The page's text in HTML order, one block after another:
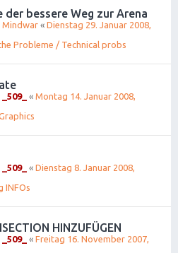
der bessere Weg zur Arena
Mindwar « Dienstag 29. Januar 2008,
Probleme / Technical probs
_509_ « Montag 14. Januar 2008,
_509_ « Dienstag 8. Januar 2008,
INFOs
HINZUFÜGEN
_509_ « Freitag 16. November 2007,